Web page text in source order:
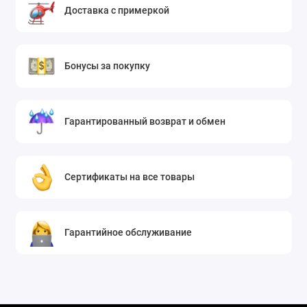
Доставка с примеркой
Бонусы за покупку
Гарантированный возврат и обмен
Сертификаты на все товары
Гарантийное обслуживание